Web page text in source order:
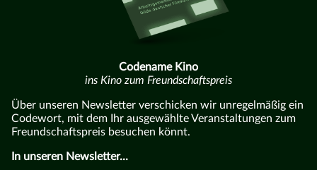
Codename Kino
ins Kino zum Freundschaftspreis
Über unseren Newsletter verschicken wir unregelmäßig ein
Codewort, mit dem Ihr ausgewählte Veranstaltungen zum
Freundschaftspreis besuchen könnt.
In unseren Newsletter...